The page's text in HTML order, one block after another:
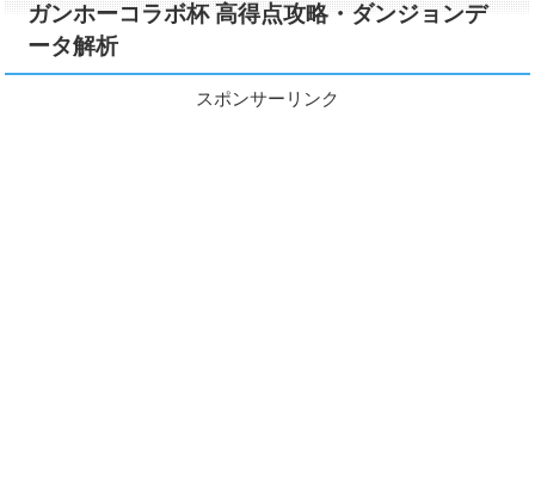
ガンホーコラボ杯 高得点攻略・ダンジョンデ
ータ解析
スポンサーリンク